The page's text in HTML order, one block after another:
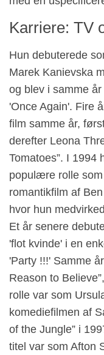
Karriere: TV
Hun debuterede
Marek Kanievska
og blev i samme
'Once Again'. Fire
film samme år,
derefter Leona
Tomatoes”. I 1994
populære rolle
romantikfilm af
hvor hun
Et år senere
'flot kvinde' i en
'Party !!!' Samme
Reason to
rolle var som
komediefilmen af
of the Jungle” i
titel var som Afton